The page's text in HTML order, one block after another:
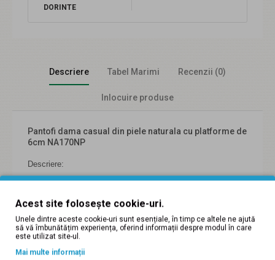
Acest site folosește cookie-uri.
Unele dintre aceste cookie-uri sunt esențiale, în timp ce altele ne ajută
să vă îmbunătățim experiența, oferind informații despre modul în care
este utilizat site-ul.
Mai multe informații
DORINTE
Descriere Tabel Marimi Recenzii (0)
Inlocuire produse
Pantofi dama casual din piele naturala cu platforme de
6cm NA170NP
Descriere:
Incaltaminte romaneasca din piele naturala,
Sunt fabricati manual din piele naturala,